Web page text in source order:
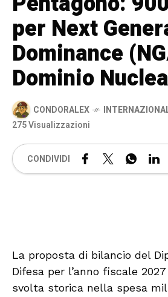
per Next
Dominance
Dominio
CONDORALEX
275 Visualizzazioni
CONDIVIDI
La proposta di bilancio del
Difesa per l’anno fiscale
svolta storica nella spesa